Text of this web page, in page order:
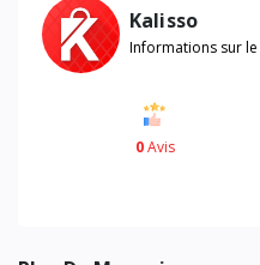
Kalisso
Informations sur
0Avis